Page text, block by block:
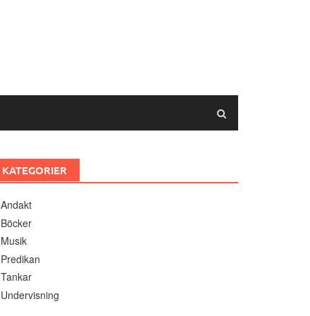
KATEGORIER
Andakt
Böcker
Musik
Predikan
Tankar
Undervisning